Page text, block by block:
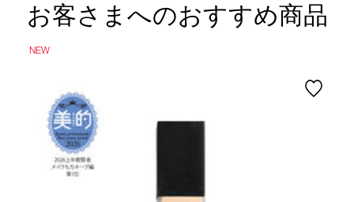
お客さまへのおすすめ商品
NEW